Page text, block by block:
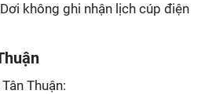
không ghi nhận lịch cúp điện
Thuận: